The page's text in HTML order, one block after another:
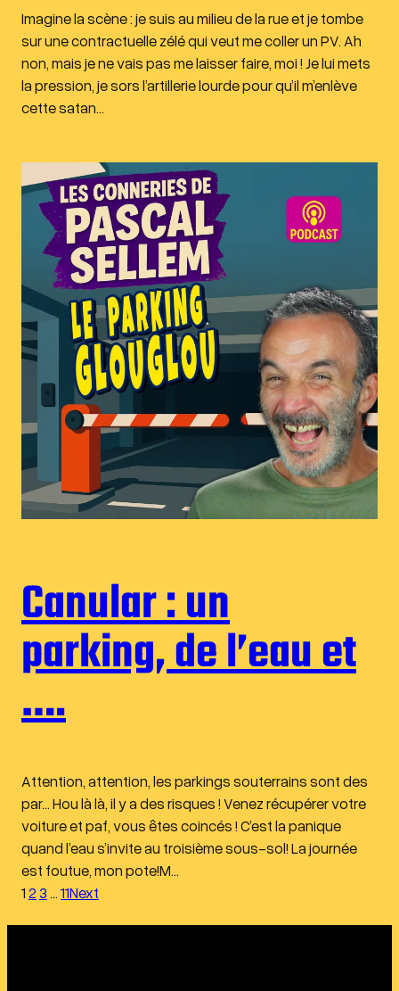
Imagine la scène : je suis au milieu de la rue et je tombe
sur une contractuelle zélé qui veut me coller un PV. Ah
non, mais je ne vais pas me laisser faire, moi ! Je lui mets
la pression, je sors l’artillerie lourde pour qu’il m’enlève
cette satan…
Canular : un
parking, de l’eau et
….
Attention, attention, les parkings souterrains sont des
par… Hou là là, il y a des risques ! Venez récupérer votre
voiture et paf, vous êtes coincés ! C’est la panique
quand l’eau s’invite au troisième sous-sol! La journée
est foutue, mon pote!M…
1 23 …11Next